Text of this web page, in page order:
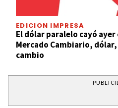
EDICION IMPRESA
El dólar paralelo cayó ayer
Mercado Cambiario,
cambio